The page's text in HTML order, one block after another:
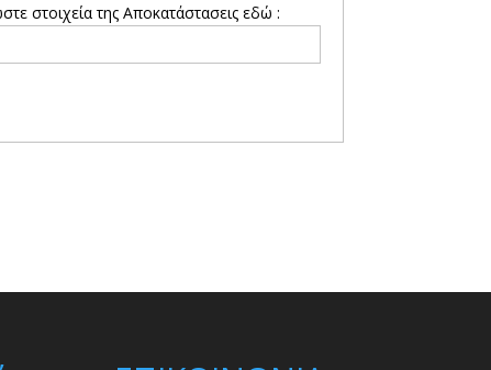
στοιχεία της Αποκατάστασεις εδώ :